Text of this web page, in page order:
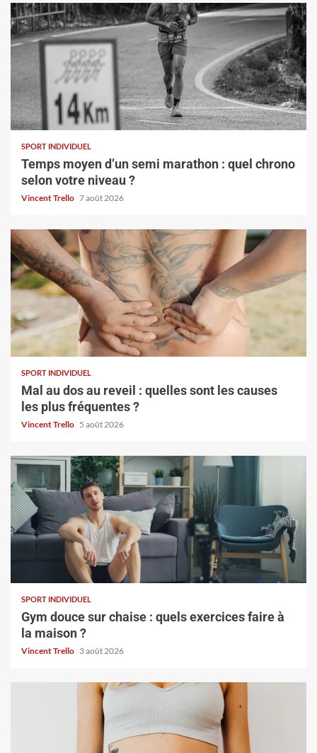
SPORT INDIVIDUEL
Temps moyen d’un semi marathon : quel chrono
selon votre niveau ?
Vincent Trello 7 août 2026
SPORT INDIVIDUEL
Mal au dos au reveil : quelles sont les causes
les plus fréquentes ?
Vincent Trello 5 août 2026
SPORT INDIVIDUEL
Gym douce sur chaise : quels exercices faire à
la maison ?
Vincent Trello 3 août 2026